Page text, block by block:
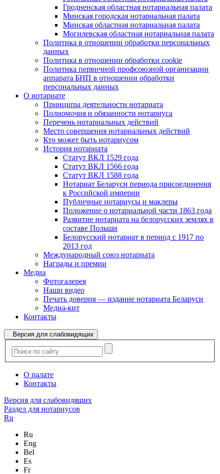
Гродненская областная нотариальная палата
Минская городская нотариальная палата
Минская областная нотариальная палата
Могилевская областная нотариальная палата
Политика в отношении обработки персональных
данных
Политика в отношении обработки cookie
Политика первичной профсоюзной организации
аппарата БНП в отношении обработки
персональных данных
О нотариате
Принципы деятельности нотариата
Полномочия и обязанности нотариуса
Перечень нотариальных действий
Место совершения нотариальных действий
Кто может быть нотариусом
История нотариата
Статут ВКЛ 1529 года
Статут ВКЛ 1566 года
Статут ВКЛ 1588 года
Нотариат Беларуси периода присоединения
к Российской империи
Публичные нотариусы и маклеры
Положение о нотариальной части 1863 года
Развитие нотариата на белорусских землях в
составе Польши
Белорусский нотариат в период с 1917 по
2013 год
Международный союз нотариата
Награды и премии
Медиа
Фотогалерея
Наши видео
Печать доверия — издание нотариата Беларуси
Медиа-кит
Контакты
Версия для слабовидящих
О палате
Контакты
Версия для слабовидящих
Раздел для нотариусов
Ru
Ru
Eng
Bel
Es
Fr